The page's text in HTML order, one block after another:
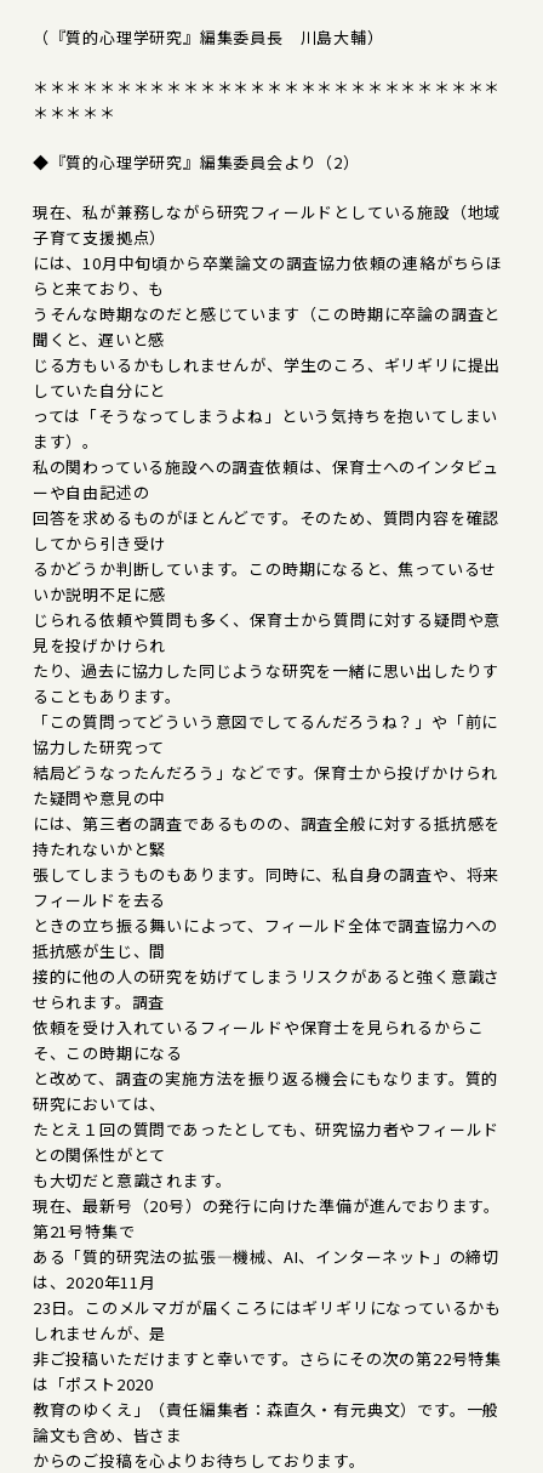
（『質的心理学研究』編集委員長 川島大輔）
＊＊＊＊＊＊＊＊＊＊＊＊＊＊＊＊＊＊＊＊＊＊＊＊＊＊＊＊
＊＊＊＊＊
◆『質的心理学研究』編集委員会より（2）
現在、私が兼務しながら研究フィールドとしている施設（地域
子育て支援拠点）
には、10月中旬頃から卒業論文の調査協力依頼の連絡がちらほ
らと来ており、も
うそんな時期なのだと感じています（この時期に卒論の調査と
聞くと、遅いと感
じる方もいるかもしれませんが、学生のころ、ギリギリに提出
していた自分にと
っては「そうなってしまうよね」という気持ちを抱いてしまい
ます）。
私の関わっている施設への調査依頼は、保育士へのインタビュ
ーや自由記述の
回答を求めるものがほとんどです。そのため、質問内容を確認
してから引き受け
るかどうか判断しています。この時期になると、焦っているせ
いか説明不足に感
じられる依頼や質問も多く、保育士から質問に対する疑問や意
見を投げかけられ
たり、過去に協力した同じような研究を一緒に思い出したりす
ることもあります。
「この質問ってどういう意図でしてるんだろうね？」や「前に
協力した研究って
結局どうなったんだろう」などです。保育士から投げかけられ
た疑問や意見の中
には、第三者の調査であるものの、調査全般に対する抵抗感を
持たれないかと緊
張してしまうものもあります。同時に、私自身の調査や、将来
フィールドを去る
ときの立ち振る舞いによって、フィールド全体で調査協力への
抵抗感が生じ、間
接的に他の人の研究を妨げてしまうリスクがあると強く意識さ
せられます。調査
依頼を受け入れているフィールドや保育士を見られるからこ
そ、この時期になる
と改めて、調査の実施方法を振り返る機会にもなります。質的
研究においては、
たとえ１回の質問であったとしても、研究協力者やフィールド
との関係性がとて
も大切だと意識されます。
現在、最新号（20号）の発行に向けた準備が進んでおります。
第21号特集で
ある「質的研究法の拡張―機械、AI、インターネット」の締切
は、2020年11月
23日。このメルマガが届くころにはギリギリになっているかも
しれませんが、是
非ご投稿いただけますと幸いです。さらにその次の第22号特集
は「ポスト2020
教育のゆくえ」（責任編集者：森直久・有元典文）です。一般
論文も含め、皆さま
からのご投稿を心よりお待ちしております。